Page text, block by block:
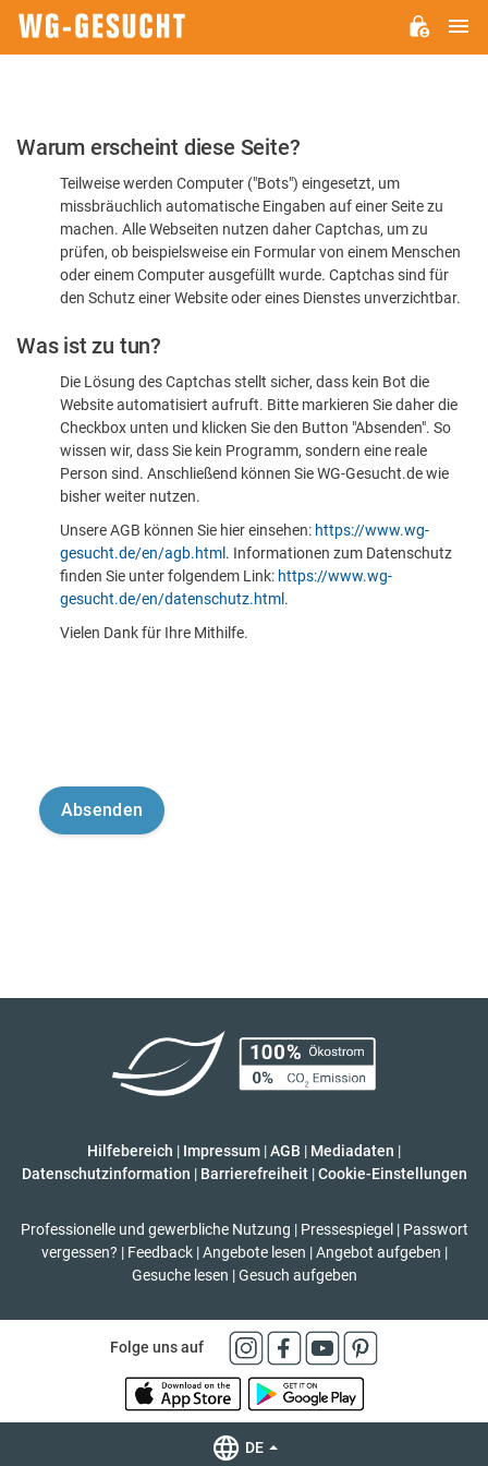
Bitte
dass
sind
Warum erscheint diese Seite?
Teilweise werden Computer ("Bots") eingesetzt, um
missbräuchlich automatische Eingaben auf einer Seite zu
machen. Alle Webseiten nutzen daher Captchas, um zu
prüfen, ob beispielsweise ein Formular von einem Menschen
oder einem Computer ausgefüllt wurde. Captchas sind für
den Schutz einer Website oder eines Dienstes unverzichtbar.
Was ist zu tun?
Die Lösung des Captchas stellt sicher, dass kein Bot die
Website automatisiert aufruft. Bitte markieren Sie daher die
Checkbox unten und klicken Sie den Button "Absenden". So
wissen wir, dass Sie kein Programm, sondern eine reale
Person sind. Anschließend können Sie WG-Gesucht.de wie
bisher weiter nutzen.
Unsere AGB können Sie hier einsehen: https://www.wg-
gesucht.de/en/agb.html . Informationen zum Datenschutz
finden Sie unter folgendem Link: https://www.wg-
gesucht.de/en/datenschutz.html .
Vielen Dank für Ihre Mithilfe.
Hilfebereich | Impressum |AGB | Mediadaten |
Datenschutzinformation | Barrierefreiheit | Cookie-Einstellungen
Professionelle und gewerbliche Nutzung | Pressespiegel | Passwort
vergessen? | Feedback | Angebote lesen | Angebot aufgeben |
Gesuche lesen | Gesuch aufgeben
Folge uns auf
DE